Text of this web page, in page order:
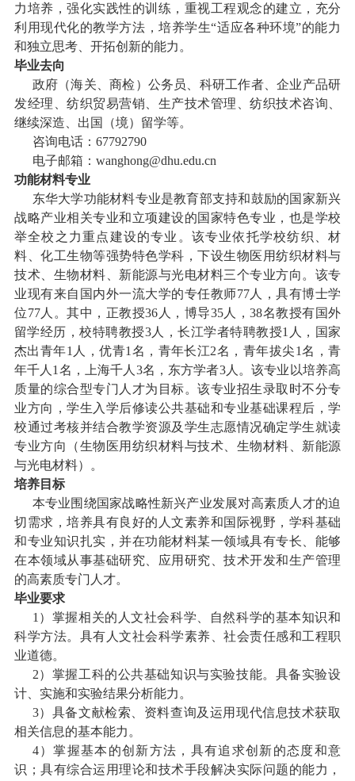
力培养，强化实践性的训练，重视工程观念的建立，充分
利用现代化的教学方法，培养学生“适应各种环境”的能力
和独立思考、开拓创新的能力。
毕业去向
政府（海关、商检）公务员、科研工作者、企业产品研
发经理、纺织贸易营销、生产技术管理、纺织技术咨询、
继续深造、出国（境）留学等。
咨询电话： 67792790
电子邮箱： wanghong@dhu.edu.cn
功能材料专业
东华大学功能材料专业是教育部支持和鼓励的国家新兴
战略产业相关专业和立项建设的国家特色专业，也是学校
举全校之力重点建设的专业。该专业依托学校纺织、材
料、化工生物等强势特色学科，下设生物医用纺织材料与
技术、生物材料、新能源与光电材料三个专业方向。该专
业现有来自国内外一流大学的专任教师77人，具有博士学
位77人。其中，正教授36 人，博导35人， 38名教授有国外
留学经历，校特聘教授3人，长江学者特聘教授1 人，国家
杰出青年1 人，优青1 名，青年长江2名，青年拔尖1名，青
年千人 1 名，上海千人 3名，东方学者3人。该专业以培养高
质量的综合型专门人才为目标。该专业招生录取时不分专
业方向，学生入学后修读公共基础和专业基础课程后，学
校通过考核并结合教学资源及学生志愿情况确定学生就读
专业方向（生物医用纺织材料与技术、生物材料、新能源
与光电材料）。
培养目标
本专业围绕国家战略性新兴产业发展对高素质人才的迫
切需求，培养具有良好的人文素养和国际视野，学科基础
和专业知识扎实，并在功能材料某一领域具有专长、能够
在本领域从事基础研究、应用研究、技术开发和生产管理
的高素质专门人才。
毕业要求
1 ）掌握相关的人文社会科学、自然科学的基本知识和
科学方法。具有人文社会科学素养、社会责任感和工程职
业道德。
2）掌握工科的公共基础知识与实验技能。具备实验设
计、实施和实验结果分析能力。
3）具备文献检索、资料查询及运用现代信息技术获取
相关信息的基本能力。
4）掌握基本的创新方法，具有追求创新的态度和意
识；具有综合运用理论和技术手段解决实际问题的能力，